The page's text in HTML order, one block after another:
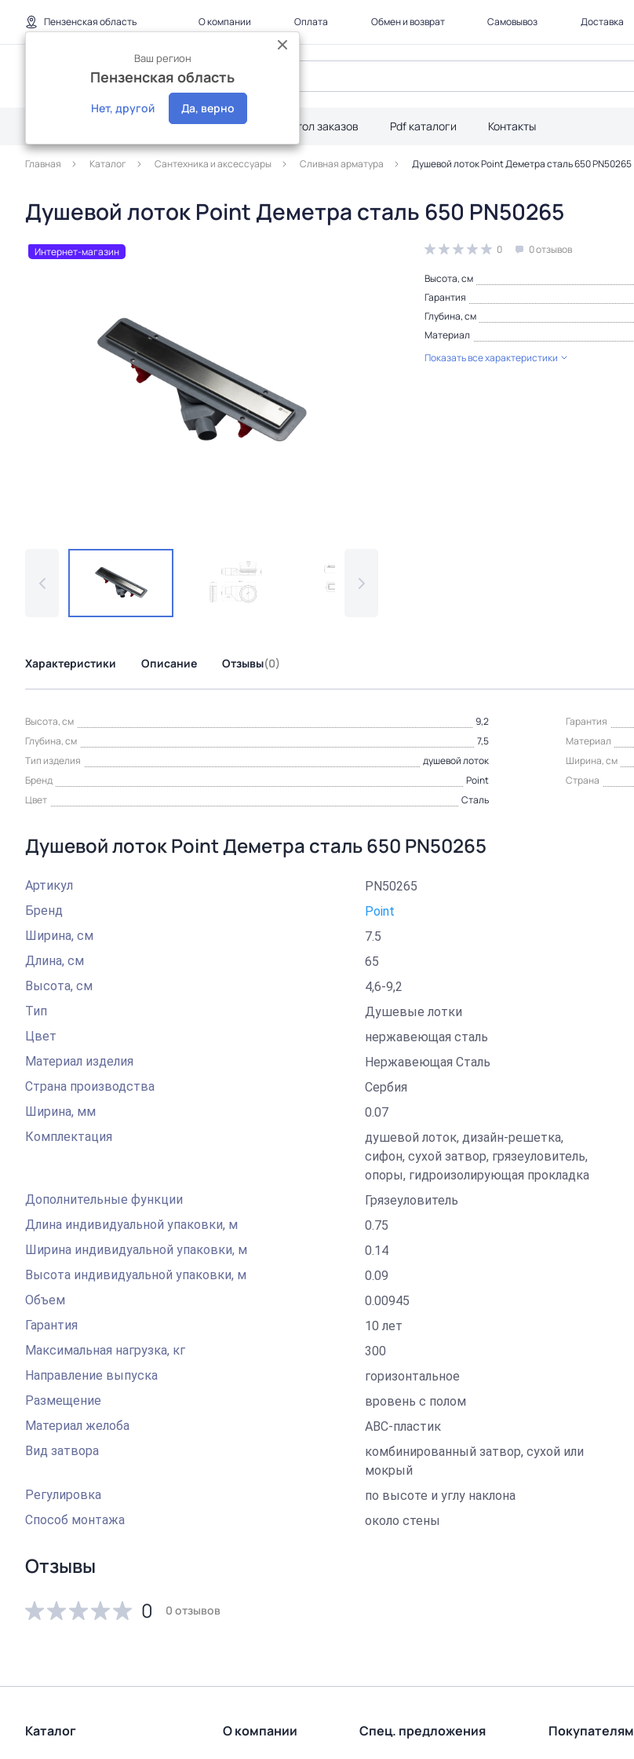
Пензенская область
Ваш регион
Пензенская область
Нет, другой Да, верно
О компании Оплата Обмен и возврат Самовывоз Доставка
Дилерам Акции Стол заказов Pdf каталоги Контакты
Главная Каталог Сантехника и аксессуары Сливная арматура Душевой лоток Point Деметра сталь 650 PN50265
Душевой лоток Point Деметра сталь 650 PN50265
Интернет-магазин 0 0 отзывов
Высота, см
Гарантия
Глубина, см
Материал
Показать все характеристики
Характеристики Описание Отзывы(0)
Высота, см 9,2 Гарантия
Глубина, см
7,5 Материал
Тип изделия
душевой лоток Ширина, см
Бренд
Point Страна
Цвет
Сталь
Душевой лоток Point Деметра сталь 650 PN50265
Артикул
PN50265
Бренд
Point
Ширина, см
7.5
Длина, см
65
Высота, см
4,6-9,2
Тип
Душевые лотки
Цвет
нержавеющая сталь
Материал изделия
Нержавеющая Сталь
Страна производства
Сербия
Ширина, мм
0.07
Комплектация
душевой лоток, дизайн-решетка,
сифон, сухой затвор, грязеуловитель,
опоры, гидроизолирующая прокладка
Дополнительные функции
Грязеуловитель
Длина индивидуальной упаковки, м
0.75
Ширина индивидуальной упаковки, м
0.14
Высота индивидуальной упаковки, м
0.09
Объем
0.00945
Гарантия
10 лет
Максимальная нагрузка, кг
300
Направление выпуска
горизонтальное
Размещение
вровень с полом
Материал желоба
ABC-пластик
Вид затвора
комбинированный затвор, сухой или
мокрый
Регулировка
по высоте и углу наклона
Способ монтажа
около стены
Отзывы
0
0 отзывов
Каталог О компании Спец. предложения Покупателям